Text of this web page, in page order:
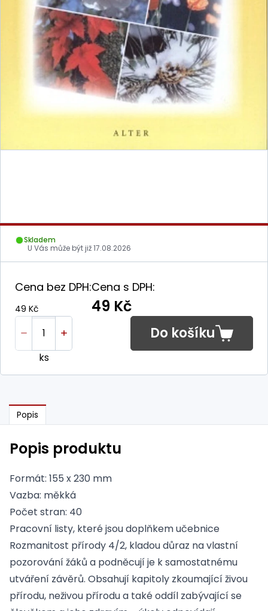
Skladem
U Vás může být již17.08.2026
Cena bez DPH:
49 Kč
Cena s DPH:
49 Kč
ks
Do košíku
Popis
Popis produktu
Formát: 155 x 230 mm
Vazba: měkká
Počet stran: 40
Pracovní listy, které jsou doplňkem učebnice
Rozmanitost přírody 4/2, kladou důraz na vlastní
pozorování žáků a podněcují je k samostatnému
utváření závěrů. Obsahují kapitoly zkoumající živou
přírodu, neživou přírodu a také oddíl zabývající se